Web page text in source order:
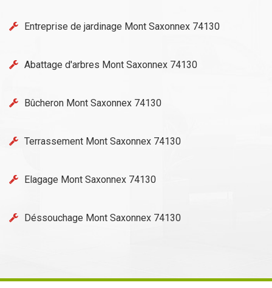
Entreprise de jardinage Mont Saxonnex 74130
Abattage d'arbres Mont Saxonnex 74130
Bûcheron Mont Saxonnex 74130
Terrassement Mont Saxonnex 74130
Elagage Mont Saxonnex 74130
Déssouchage Mont Saxonnex 74130